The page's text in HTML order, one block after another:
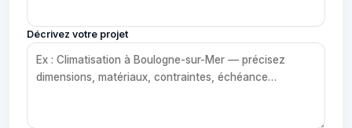
Décrivez votre projet